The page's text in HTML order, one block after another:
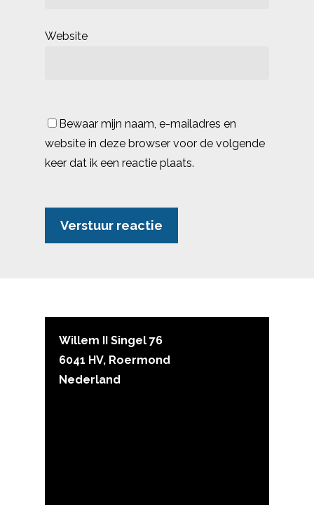
Website
Bewaar mijn naam, e-mailadres en
website in deze browser voor de volgende
keer dat ik een reactie plaats.
Willem II Singel 76
6041 HV, Roermond
Nederland